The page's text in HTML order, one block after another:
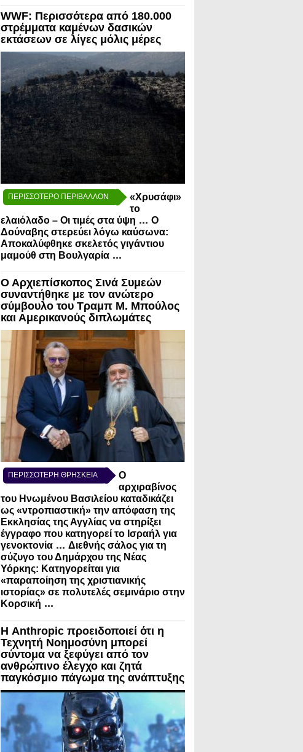
WWF: Περισσότερα από 180.000
στρέμματα καμένων δασικών
εκτάσεων σε λίγες μόλις μέρες
ΠΕΡΙΣΣΟΤΕΡΟ ΠΕΡΙΒΑΛΛΟΝ
«Χρυσάφι»
το
ελαιόλαδο – Οι τιμές στα ύψη ... Ο
Δούναβης στερεύει λόγω καύσωνα:
Αποκαλύφθηκε σκελετός γιγάντιου
μαμούθ στη Βουλγαρία ...
Ο Αρχιεπίσκοπος Σινά Συμεών
συναντήθηκε με τον ανώτερο
σύμβουλο του Τραμπ Μ. Μπούλος
και Αμερικανούς διπλωμάτες
ΠΕΡΙΣΣΟΤΕΡΗ ΘΡΗΣΚΕΙΑ
Ο
αρχιραβίνος
του Ηνωμένου Βασιλείου καταδικάζει
ως «ντροπιαστική» την απόφαση της
Εκκλησίας της Αγγλίας να στηρίξει
έγγραφο που κατηγορεί το Ισραήλ για
γενοκτονία ... Διεθνής σάλος για τη
σύζυγο του Δημάρχου της Νέας
Υόρκης: Κατηγορείται για
«παραποίηση της χριστιανικής
ιστορίας» σε πολυτελές σεμινάριο στην
Κορσική ...
Η Anthropic προειδοποιεί ότι η
Τεχνητή Νοημοσύνη μπορεί
σύντομα να ξεφύγει από τον
ανθρώπινο έλεγχο και ζητά
παγκόσμιο πάγωμα της ανάπτυξης